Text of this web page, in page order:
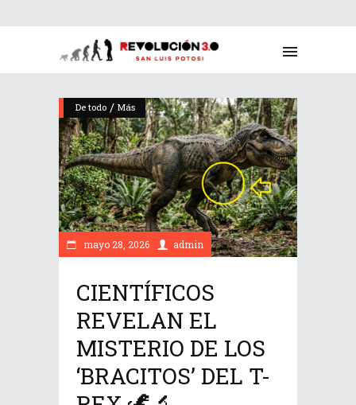
De todo / Más
mayo 28, 2026 admin
CIENTÍFICOS
REVELAN EL
MISTERIO DE LOS
‘BRACITOS’ DEL T-